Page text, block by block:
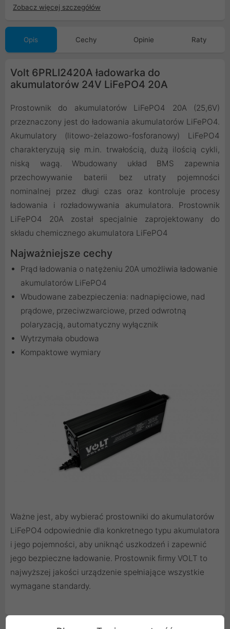
Zobacz więcej szczegółów
Opis Cechy Opinie Raty
Volt 6PRLI2420A ładowarka do
akumulatorów 24V LiFePO4 20A
Prostownik do akumulatorów LiFePO4 20A (25,6V)
przeznaczony jest do ładowania akumulatorów LiFePO4.
Akumulatory (litowo-żelazowo-fosforanowy) LiFePO4
charakteryzują się m.in. trwałością, dużą ilością cykli,
niską wagą. Wbudowany układ BMS zapewnia
przechowywanie baterii bez utraty pojemności
nominalnej przez długi czas oraz kontroluje procesy
ładowania i rozładowywania akumulatora. Prostownik
LiFePO4 20A został specjalnie zaprojektowany do
składu chemicznego akumulatora LiFePO4
Najważniejsze cechy
Prąd ładowania o natężeniu 20A umożliwia ładowanie
akumulatorów LiFePO4
Wbudowane zabezpieczenia: nadnapięciowe, nad
prądowe, przeciwzwarciowe, przed odwrotną
polaryzacją, automatyczny wyłącznik
Wytrzymała obudowa
Kompaktowe wymiary
Ważne jest, aby wybierać prostowniki do akumulatorów
LiFePO4 odpowiednie dla konkretnego typu akumulatora
i jego pojemności, aby uniknąć uszkodzeń i zapewnić
jego bezpieczne ładowanie. Prostownik firmy VOLT to
najwyższej jakości urządzenie spełniające wszystkie
wymagane standardy.